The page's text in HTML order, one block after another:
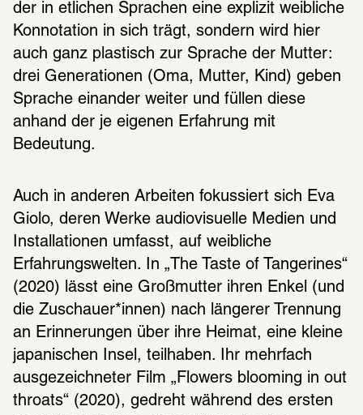
der in etlichen Sprachen eine explizit weibliche
Konnotation in sich trägt, sondern wird hier
auch ganz plastisch zur Sprache der Mutter:
drei Generationen (Oma, Mutter, Kind) geben
Sprache einander weiter und füllen diese
anhand der je eigenen Erfahrung mit
Bedeutung.
Auch in anderen Arbeiten fokussiert sich Eva
Giolo, deren Werke audiovisuelle Medien und
Installationen umfasst, auf weibliche
Erfahrungswelten. In „The Taste of Tangerines“
(2020) lässt eine Großmutter ihren Enkel (und
die Zuschauer*innen) nach längerer Trennung
an Erinnerungen über ihre Heimat, eine kleine
japanischen Insel, teilhaben. Ihr mehrfach
ausgezeichneter Film „Flowers blooming in out
throats“ (2020), gedreht während des ersten